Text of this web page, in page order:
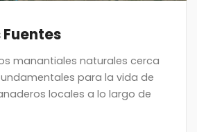
Fuentes
manantiales naturales cerca
para la vida de
locales a lo largo de